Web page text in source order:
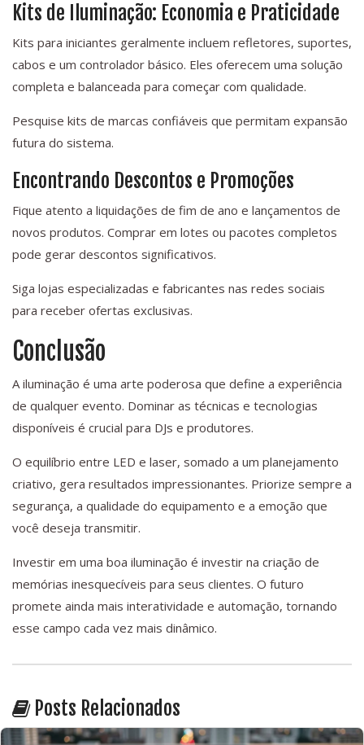
Kits de Iluminação: Economia e Praticidade
Kits para iniciantes geralmente incluem refletores, suportes,
cabos e um controlador básico. Eles oferecem uma solução
completa e balanceada para começar com qualidade.
Pesquise kits de marcas confiáveis que permitam expansão
futura do sistema.
Encontrando Descontos e Promoções
Fique atento a liquidações de fim de ano e lançamentos de
novos produtos. Comprar em lotes ou pacotes completos
pode gerar descontos significativos.
Siga lojas especializadas e fabricantes nas redes sociais
para receber ofertas exclusivas.
Conclusão
A iluminação é uma arte poderosa que define a experiência
de qualquer evento. Dominar as técnicas e tecnologias
disponíveis é crucial para DJs e produtores.
O equilíbrio entre LED e laser, somado a um planejamento
criativo, gera resultados impressionantes. Priorize sempre a
segurança, a qualidade do equipamento e a emoção que
você deseja transmitir.
Investir em uma boa iluminação é investir na criação de
memórias inesquecíveis para seus clientes. O futuro
promete ainda mais interatividade e automação, tornando
esse campo cada vez mais dinâmico.
Posts Relacionados